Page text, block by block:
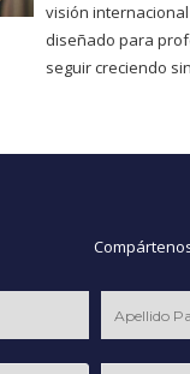
visión
diseñado para
seguir creciendo